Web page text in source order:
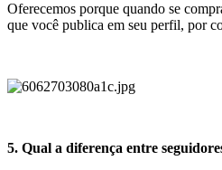
Oferecemos porque quando se
que você publica em seu perfil, por
5. Qual a diferença entre